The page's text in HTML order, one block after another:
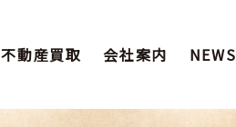
不動産買取 会社案内 NEWS